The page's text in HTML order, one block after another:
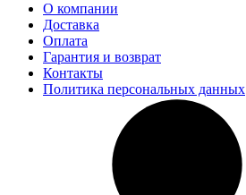
О компании
Доставка
Оплата
Гарантия и возврат
Контакты
Политика персональных данных